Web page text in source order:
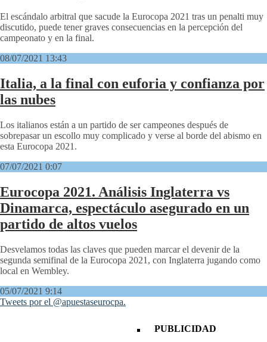
El escándalo arbitral que sacude la Eurocopa 2021 tras un penalti muy
discutido, puede tener graves consecuencias en la percepción del
campeonato y en la final.
08/07/2021 13:43
Italia, a la final con euforia y confianza por
las nubes
Los italianos están a un partido de ser campeones después de
sobrepasar un escollo muy complicado y verse al borde del abismo en
esta Eurocopa 2021.
07/07/2021 0:07
Eurocopa 2021. Análisis Inglaterra vs
Dinamarca, espectáculo asegurado en un
partido de altos vuelos
Desvelamos todas las claves que pueden marcar el devenir de la
segunda semifinal de la Eurocopa 2021, con Inglaterra jugando como
local en Wembley.
05/07/2021 9:14
Tweets por el @apuestaseurocpa.
PUBLICIDAD